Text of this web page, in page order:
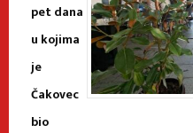
pet dana
u kojima
je
Čakovec
bio